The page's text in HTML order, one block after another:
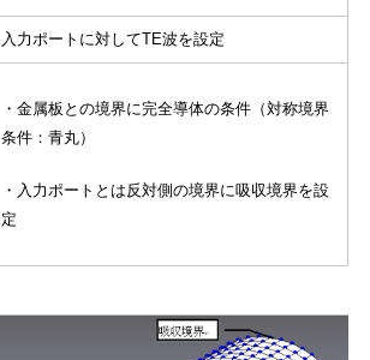
入力ポートに対してTE波を設定
・金属板との境界に完全導体の条件（対称境界
条件：青丸）
・入力ポートとは反対側の境界に吸収境界を設
定